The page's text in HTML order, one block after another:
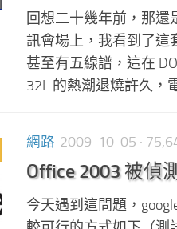
回想二十幾年前，那還
訊會場上，我看到了這
甚至有五線譜，這在
32L 的熱潮退燒許久，
網路 2009-10-05 ·
Office 2003 被偵
今天遇到這問題，